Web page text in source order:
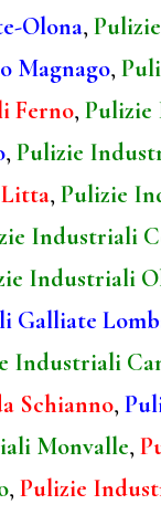
Olona,
Magnago,
Ferno, Pulizie
, Pulizie
, Pulizie
Industriali
Industriali
Galliate
Industriali
Schianno,
Monvalle,
, Pulizie